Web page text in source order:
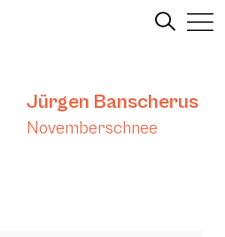
Jürgen Banscherus
Novemberschnee